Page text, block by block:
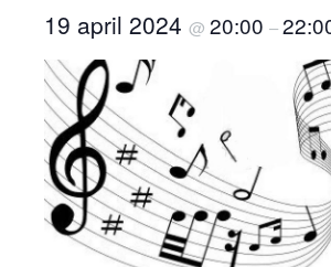
19 april 2024 @ 20:00 –